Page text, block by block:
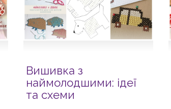
Вишивка з
наймолодшими: ідеї
та схеми